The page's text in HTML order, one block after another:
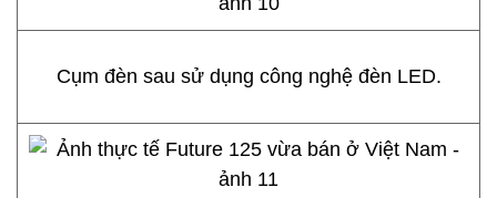
Cụm đèn sau sử dụng công nghệ đèn LED.